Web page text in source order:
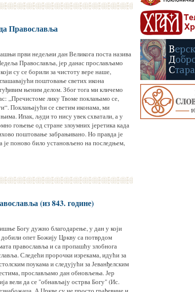
Православља
први недељни дан Великога поста назива
Православља, јер данас прослављамо
су се борили за чистоту вере наше,
поштовање светих икона
њеним делом. Због тога ми кличемо
„Пречистоме лику Твоме поклањамо се,
Поклањајући се светим иконама, ми
Ипак, људи то нису увек схватали, а у
гоњење од стране злоумних јеретика када
поштовање забрањивано. Но правда је
је поново било установљено на последњем,
(из 843. године)
Богу дужно благодарење, у дан у који
опет Божију Цркву са потврдом
православља и са пропашћу злобнога
Следећи пророчки изрекама, идући за
поукама и следујући за Јеванђелским
прослављамо дан обновљења. Јер
вели да се "обнављају острва Богу" (Ис.